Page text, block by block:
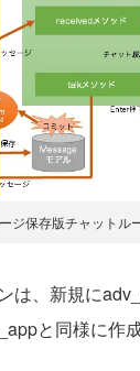
ジ保存版チャットル
は、新規に
と同様に作